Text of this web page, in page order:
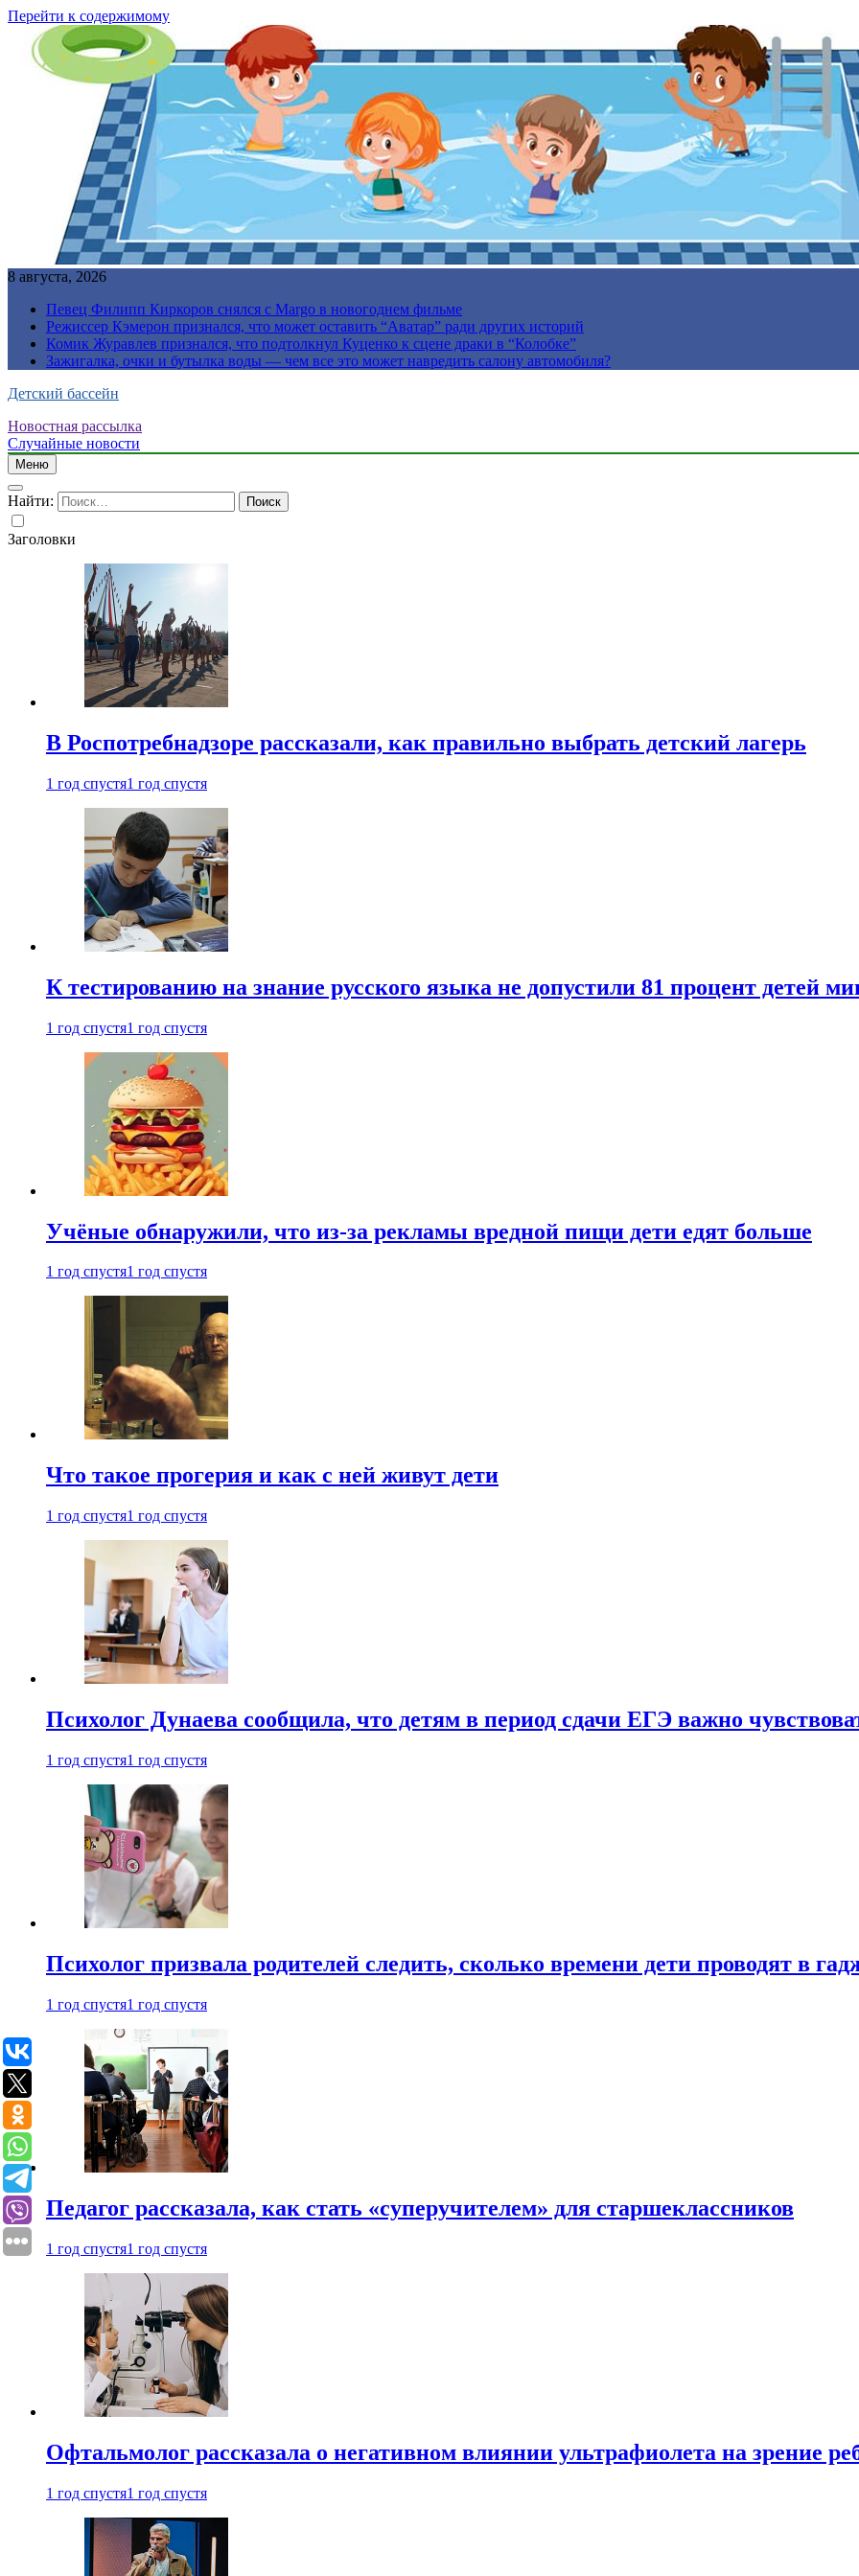
Перейти к содержимому
8 августа, 2026
Певец Филипп Киркоров снялся с Margo в новогоднем фильме
Режиссер Кэмерон признался, что может оставить “Аватар” ради других историй
Комик Журавлев признался, что подтолкнул Куценко к сцене драки в “Колобке”
Зажигалка, очки и бутылка воды — чем все это может навредить салону автомобиля?
Детский бассейн
Новостная рассылка
Случайные новости
Меню
Найти:
Заголовки
В Роспотребнадзоре рассказали, как правильно выбрать детский лагерь
1 год спустя1 год спустя
К тестированию на знание русского языка не допустили 81 процент детей
1 год спустя1 год спустя
Учёные обнаружили, что из-за рекламы вредной пищи дети едят больше
1 год спустя1 год спустя
Что такое прогерия и как с ней живут дети
1 год спустя1 год спустя
Психолог Дунаева сообщила, что детям в период сдачи ЕГЭ важно
1 год спустя1 год спустя
Психолог призвала родителей следить, сколько времени дети проводят в
1 год спустя1 год спустя
Педагог рассказала, как стать «суперучителем» для старшеклассников
1 год спустя1 год спустя
Офтальмолог рассказала о негативном влиянии ультрафиолета на зрение
1 год спустя1 год спустя